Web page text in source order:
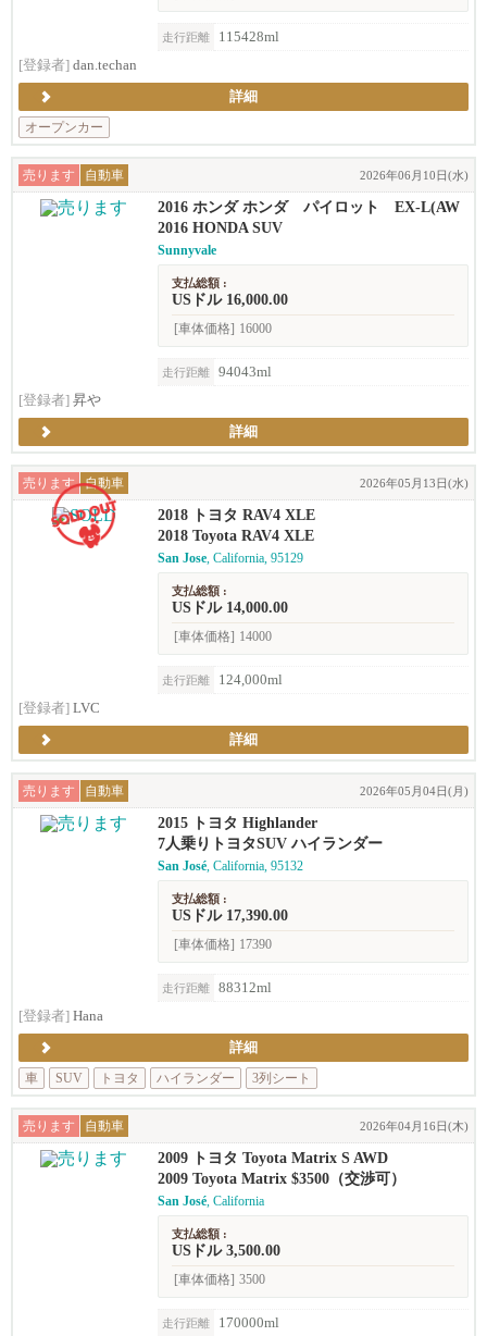
走行距離
115428ml
[登録者] dan.techan
詳細
オープンカー
売ります 自動車 2026年06月10日(水)
2016 ホンダ ホンダ パイロット EX-L(AW
D)
2016 HONDA SUV
Sunnyvale
支払総額 :
USドル 16,000.00
[車体価格] 16000
走行距離
94043ml
[登録者] 昇や
詳細
売ります 自動車 2026年05月13日(水)
2018 トヨタ RAV4 XLE
2018 Toyota RAV4 XLE
San Jose, California, 95129
支払総額 :
USドル 14,000.00
[車体価格] 14000
走行距離
124,000ml
[登録者] LVC
詳細
売ります 自動車 2026年05月04日(月)
2015 トヨタ Highlander
7人乗りトヨタSUV ハイランダー
San José, California, 95132
支払総額 :
USドル 17,390.00
[車体価格] 17390
走行距離
88312ml
[登録者] Hana
詳細
車
SUV トヨタ ハイランダー 3列シート
売ります 自動車 2026年04月16日(木)
2009 トヨタ Toyota Matrix S AWD
2009 Toyota Matrix $3500（交渉可）
San José, California
支払総額 :
USドル 3,500.00
[車体価格] 3500
走行距離 170000ml